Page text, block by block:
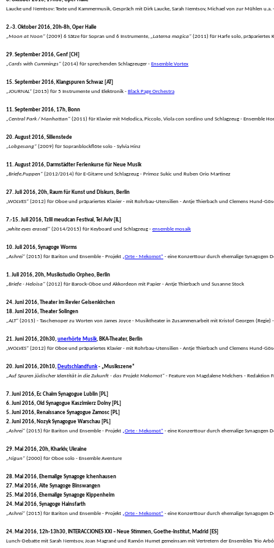
Laucke und Nemtsov: Texte und Kammermusik, Gespräch mit Dirk Laucke, Sarah Nemtsov, Michael von zur Mühlen u.a.
2.-3. Oktober 2016, 20h-8h, Oper Halle
„Moon at Noon“ (2009) 6 Sätze für Sopran und 6 Instrumente, „Laterna magica“ (2011) für Harfe solo, präpariertes
29. September 2016, Genf [CH]
„Cards with Cummings“ (2014) für sprechenden Schlagzeuger - Ensemble Vortex
15. September 2016, Klangspuren Schwaz [AT]
„JOURNAL“ (2015) für 5 Instrumente und Elektronik - Black Page Orchestra
11. September 2016, 17h, Bonn
„Central Park / Manhattan“ (2011) für Klavier mit Melodica, Piccolo, Viola con sordino und Schlagzeug - Ensemble
20. August 2016, Sillenstede
„Lobgesang“ (2009) für Sopranblockflöte solo - Sylvia Hinz
11. August 2016, Darmstädter Ferienkurse für Neue Musik
„Briefe.Puppen“ (2012/2014) für E-Gitarre und Schlagzeug - Primoz Sukic und Ruben Orio Martinez
27. Juli 2016, 20h, Raum für Kunst und Diskurs, Berlin
„WOLVES“ (2012) für Oboe und präpariertes Klavier - mit Rohrbau-Utensilien - Antje Thierbach und Clemens Hund-
7.-15. Juli 2016, Tzlil meudcan Festival, Tel Aviv [IL]
„white eyes erased“ (2014/2015) für Keyboard und Schlagzeug - ensemble mosaik
10. Juli 2016, Synagoge Worms
„Ashrei“ (2015) für Bariton und Ensemble - Projekt „Orte - Mekomot“ - eine Konzerttour durch ehemalige Synagogen
1. Juli 2016, 20h, Musikstudio Orpheo, Berlin
„Briefe - Heloisa“ (2012) für Barock-Oboe und Akkordeon mit Papier - Antje Thierbach und Susanne Stock
24. Juni 2016, Theater im Revier Gelsenkirchen
18. Juni 2016, Theater Solingen
„ALT“ (2015) - Taschenoper zu Worten von James Joyce - Musiktheater in Zusammenarbeit mit Kristof Georgen
21. Juni 2016, 20h30, unerhörte Musik , BKA-Theater, Berlin
„WOLVES“ (2012) für Oboe und präpariertes Klavier - mit Rohrbau-Utensilien - Antje Thierbach und Clemens Hund-
20. Juni 2016, 20h10, Deutschlandfunk - „Musikszene“
„Auf Spuren jüdischer Identität in die Zukunft - das Projekt Mekomot“ - Feature von Magdalene Melchers - Redaktion
7. Juni 2016, Ec Chaim Synagogue Lublin [PL]
6. Juni 2016, Old Synagogue Kaszimierz Dolny [PL]
5. Juni 2016, Renaissance Synagogue Zamosc [PL]
2. Juni 2016, Nozyk Synagogue Warschau [PL]
„Ashrei“ (2015) für Bariton und Ensemble - Projekt „Orte - Mekomot“ - eine Konzerttour durch ehemalige Synagogen
29. Mai 2016, 20h, Kharkiv, Ukraine
„Nigun“ (2000) für Oboe solo - Ensemble Aventure
28. Mai 2016, Ehemalige Synagoge Ichenhausen
27. Mai 2016, Alte Synagoge Binswangen
25. Mai 2016, Ehemalige Synagoge Kippenheim
24. Mai 2016, Synagoge Hainsfarth
„Ashrei“ (2015) für Bariton und Ensemble - Projekt „Orte - Mekomot“ - eine Konzerttour durch ehemalige Synagogen
24. Mai 2016, 12h-13h30, INTERACCIONES XXI – Neue Stimmen, Goethe-Institut, Madrid [ES]
Lunch-Debatte mit Sarah Nemtsov, Joan Magrané und Ramón Humet gemeinsam mit Vertretern der Ensembles Trio